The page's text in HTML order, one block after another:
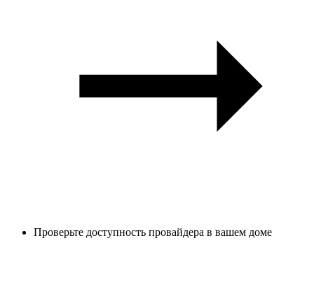
Проверьте доступность провайдера в вашем доме